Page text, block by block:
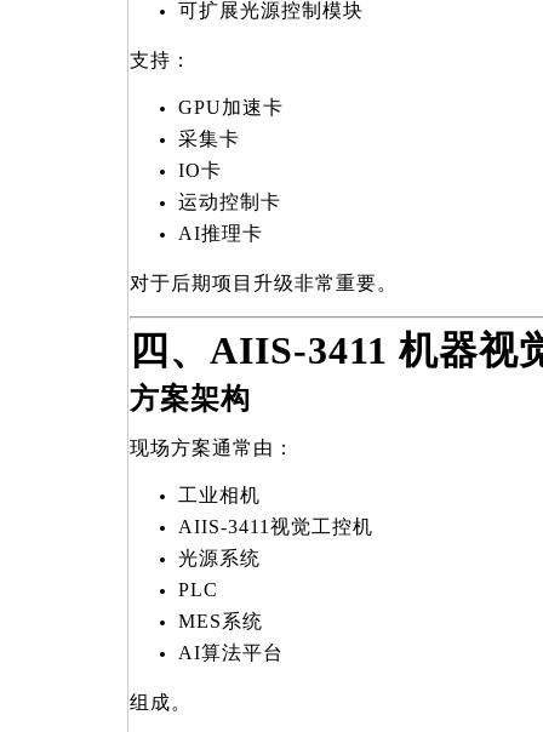
可扩展光源控制模块
支持：
GPU加速卡
采集卡
IO卡
运动控制卡
AI推理卡
对于后期项目升级非常重要。
四、AIIS-3411 机器视
方案架构
现场方案通常由：
工业相机
AIIS-3411 视觉工控机
光源系统
PLC
MES系统
AI算法平台
组成。